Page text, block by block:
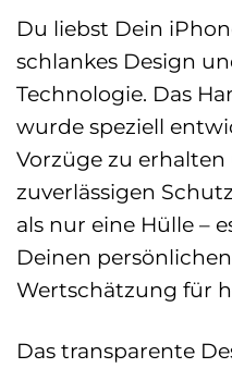
Du liebst Dein
schlankes Design
Technologie. Das
wurde speziell
Vorzüge zu
zuverlässigen
als nur eine Hülle –
Deinen
Wertschätzung für
Das transparente